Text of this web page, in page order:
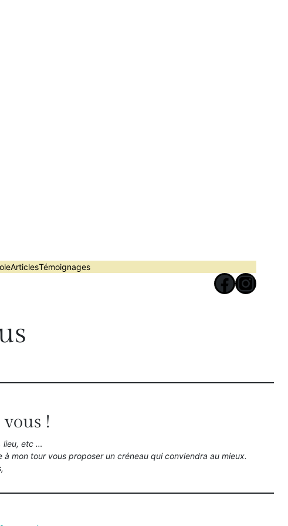
ArticlesTémoignages
Facebook Instagram
!
lieu, etc …
mon tour vous proposer un créneau qui conviendra au mieux.